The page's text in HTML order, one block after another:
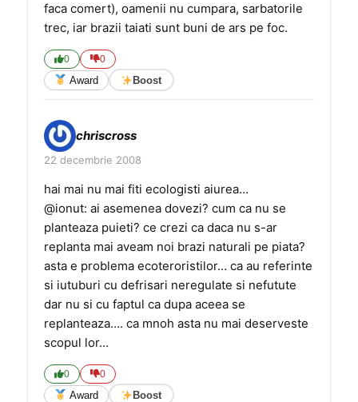
faca comert), oamenii nu cumpara, sarbatorile
trec, iar brazii taiati sunt buni de ars pe foc.
0 0
Award Boost
chriscross
22 decembrie 2008
hai mai nu mai fiti ecologisti aiurea…
@ionut: ai asemenea dovezi? cum ca nu se
planteaza puieti? ce crezi ca daca nu s-ar
replanta mai aveam noi brazi naturali pe piata?
asta e problema ecoteroristilor… ca au referinte
si iutuburi cu defrisari neregulate si nefutute
dar nu si cu faptul ca dupa aceea se
replanteaza…. ca mnoh asta nu mai deserveste
scopul lor…
0 0
Award Boost